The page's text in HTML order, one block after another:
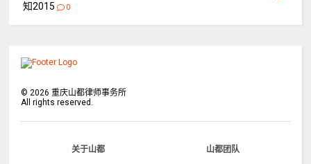
知2015
0
©2026 重庆山都律师事务所
All rights reserved.
关于山都 山都团队